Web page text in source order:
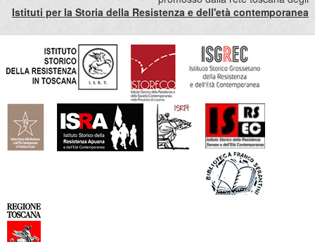
Istituti per la Storia della Resistenza e dell'età contemporanea